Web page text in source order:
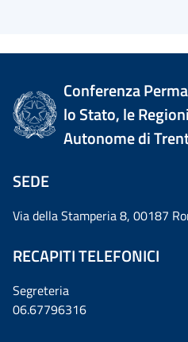
Conferenza
lo Stato, le
Autonome di
SEDE
Via della Stamperia 8, 00187
RECAPITI TELEFONICI
Segreteria
06.67796316